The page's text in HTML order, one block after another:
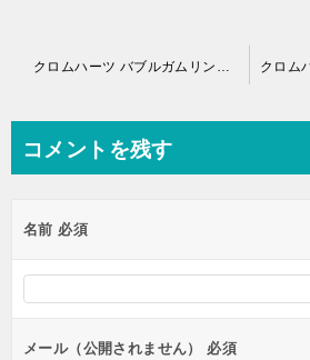
ビ
ー
シ
ョ
ン
クロムハーツ バブルガムリング CHプラス ダイヤパヴェ
コメントを残す
名前 必須
メール（公開されません） 必須